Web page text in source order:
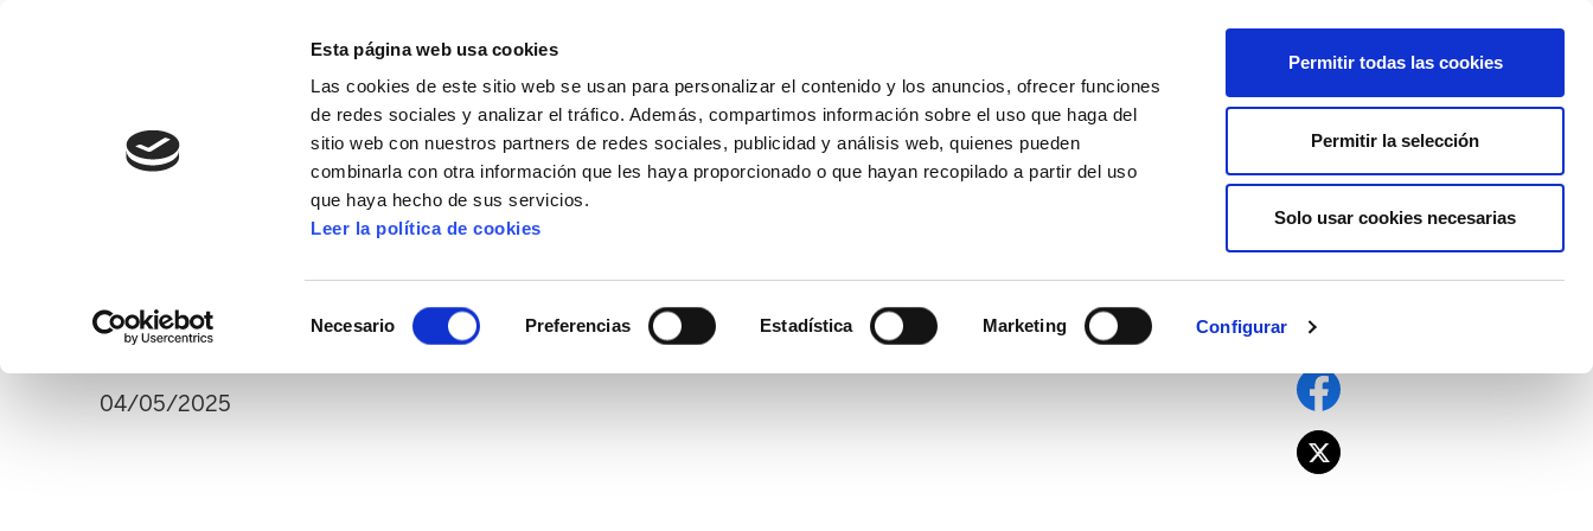
Esta página web usa cookies
Las cookies de este sitio web se usan para personalizar el contenido y los anuncios, ofrecer funciones
de redes sociales y analizar el tráfico. Además, compartimos información sobre el uso que haga del
sitio web con nuestros partners de redes sociales, publicidad y análisis web, quienes pueden
combinarla con otra información que les haya proporcionado o que hayan recopilado a partir del uso
que haya hecho de sus servicios.
Leer la política de cookies
Necesario Preferencias Estadística Marketing Configurar
Permitir todas las cookies
Permitir la selección
Solo usar cookies necesarias
AFÍLIATE
MANU ROBLES-ARANGIZ FUNDAZIOA BIDELAGUN FUNDAZIOA
Vídeo | Gutxieneko Soldata Hemen Erabaki!
04/05/2025